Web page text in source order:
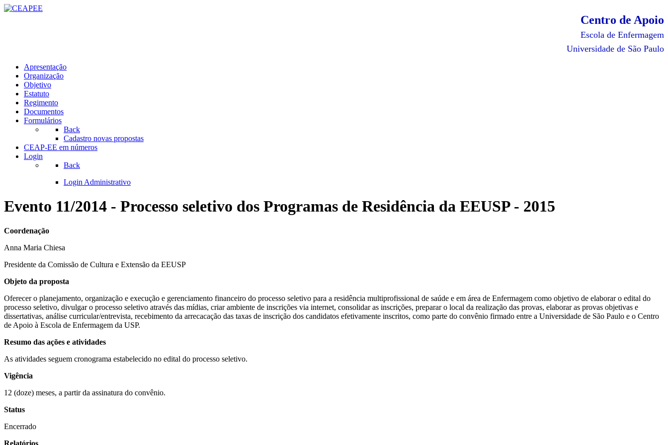
Centro de Apoio
Escola de Enfermagem
Universidade de São Paulo
Apresentação
Organização
Objetivo
Estatuto
Regimento
Documentos
Formulários
Back
Cadastro novas propostas
CEAP-EE em números
Login
Back
Login Administrativo
Evento 11/2014 - Processo seletivo dos Programas de Residência da EEUSP - 2015
Coordenação
Anna Maria Chiesa
Presidente da Comissão de Cultura e Extensão da EEUSP
Objeto da proposta
Oferecer o planejamento, organização e execução e gerenciamento financeiro do processo seletivo para a residência multiprofissional de saúde e em área de Enfermagem como objetivo de elaborar o edital do
processo seletivo, divulgar o processo seletivo através das mídias, criar ambiente de inscrições via internet, consolidar as inscrições, preparar o local da realização das provas, elaborar as provas objetivas e
dissertativas, análise curricular/entrevista, recebimento da arrecacação das taxas de inscrição dos candidatos efetivamente inscritos, como parte do convênio firmado entre a Universidade de São Paulo e o Centro
de Apoio à Escola de Enfermagem da USP.
Resumo das ações e atividades
As atividades seguem cronograma estabelecido no edital do processo seletivo.
Vigência
12 (doze) meses, a partir da assinatura do convênio.
Status
Encerrado
Relatórios